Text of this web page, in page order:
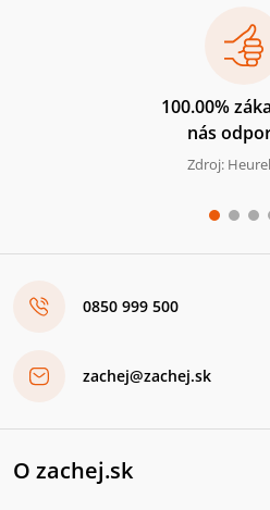
100.00%
nás
Zdroj:
0850 999 500
zachej@zachej.sk
O zachej.sk